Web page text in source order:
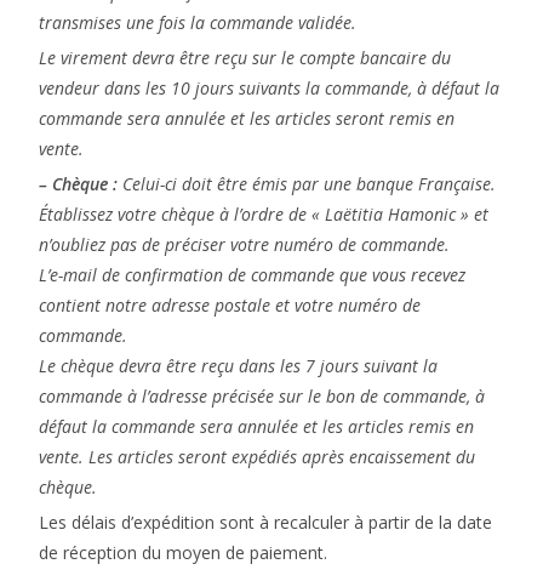
transmises une fois la commande validée.
Le virement devra être reçu sur le compte bancaire du
vendeur dans les 10 jours suivants la commande, à défaut la
commande sera annulée et les articles seront remis en
vente.
– Chèque : Celui-ci doit être émis par une banque Française.
Établissez votre chèque à l’ordre de « Laëtitia Hamonic » et
n’oubliez pas de préciser votre numéro de commande.
L’e-mail de confirmation de commande que vous recevez
contient notre adresse postale et votre numéro de
commande.
Le chèque devra être reçu dans les 7 jours suivant la
commande à l’adresse précisée sur le bon de commande, à
défaut la commande sera annulée et les articles remis en
vente. Les articles seront expédiés après encaissement du
chèque.
Les délais d’expédition sont à recalculer à partir de la date
de réception du moyen de paiement.